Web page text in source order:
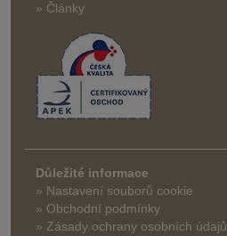
» Články
Důležité informace
» Nastavení souborů cookie
» Obchodní podmínky
» Zásady ochrany osobních údajů